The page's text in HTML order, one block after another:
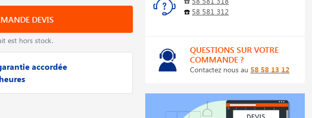
DEVIS
est hors stock.
accordée
☎️ 58 581 312
QUESTIONS SUR VOTRE
COMMANDE ?
Contactez nous au 58 58 13 12